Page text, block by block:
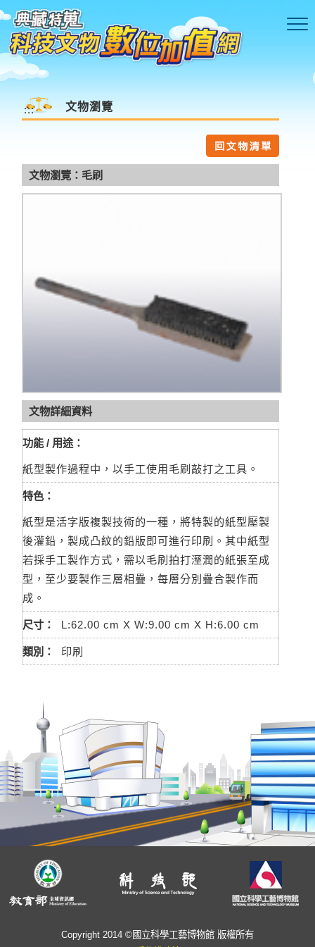
跳到主要內容區塊
::: 文物瀏覽
文物瀏覽：毛刷
文物詳細資料
功能 / 用途：
紙型製作過程中，以手工使用毛刷敲打之工具。
特色：
紙型是活字版複製技術的一種，將特製的紙型壓製
後灌鉛，製成凸紋的鉛版即可進行印刷。其中紙型
若採手工製作方式，需以毛刷拍打溼潤的紙張至成
型，至少要製作三層相疊，每層分別疊合製作而
成。
尺寸： L:62.00 cm X W:9.00 cm X H:6.00 cm
類別： 印刷
Copyright 2014 ©國立科學工藝博物館 版權所有